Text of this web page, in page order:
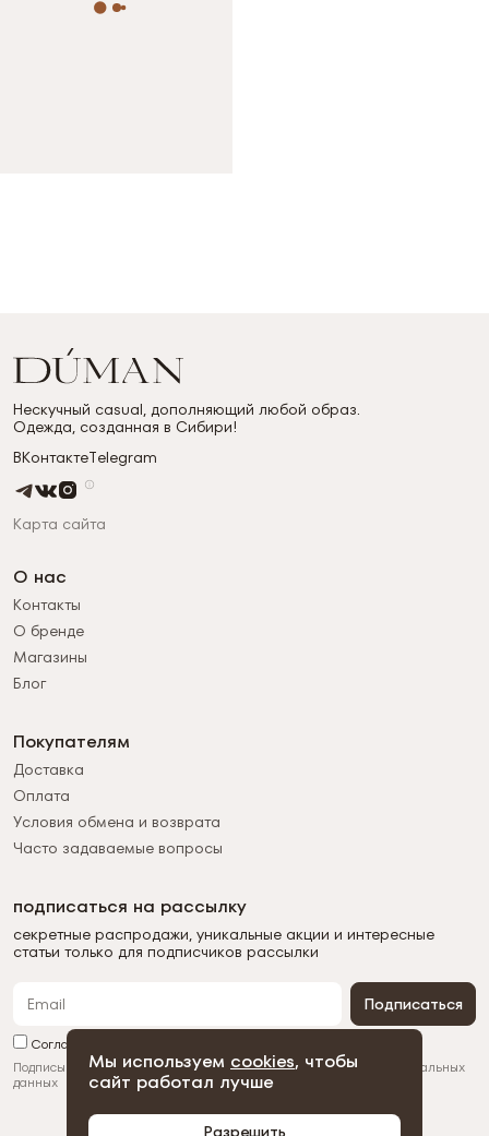
Мы используем cookies, чтобы
сайт работал лучше
Разрешить
Нескучный casual, дополняющий любой образ.
Одежда, созданная в Сибири!
ВКонтактеTelegram
Карта сайта
О нас
Контакты
О бренде
Магазины
Блог
Покупателям
Доставка
Оплата
Условия обмена и возврата
Часто задаваемые вопросы
подписаться на рассылку
секретные распродажи, уникальные акции и интересные
статьи только для подписчиков рассылки
Подписаться
Согласен с обработкой персональных данных
Подписываясь на рассылку, вы соглашаетесь с обработкой персональных
данных